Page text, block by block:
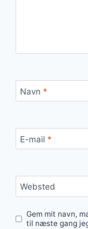
Navn *
E-mail *
Websted
Gem mit navn,
til næste gang